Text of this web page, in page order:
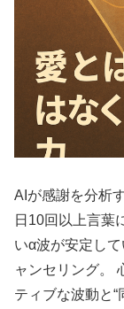
AIが感謝を分析
日10回以上言葉
いα波が安定し
ャンセリング。
ティブな波動と“